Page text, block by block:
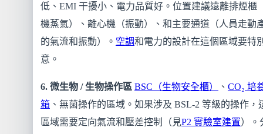
低、EMI 干擾小、電力品質好。位置建議遠離排煙櫃
機蒸氣）、離心機（振動）、和主要通道（人員走動
的氣流和振動）。 空調和電力的設計在這個區域要特
意。
6. 微生物 / 生物操作區 BSC（生物安全櫃） 、 CO₂ 培
箱、無菌操作的區域。如果涉及 BSL-2 等級的操作，
區域需要定向氣流和壓差控制（見P2 實驗室建置）。